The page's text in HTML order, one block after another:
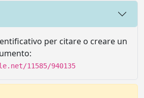
per citare o creare un
11585/940135